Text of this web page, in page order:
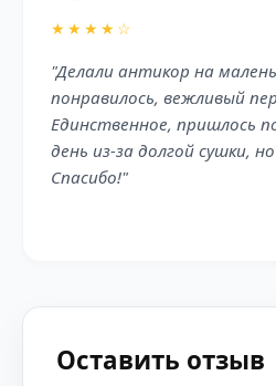
★★★★☆
"Делали антикор на
понравилось, вежливый
Единственное, пришлось
день из-за долгой сушки,
Спасибо!"
Оставить отзыв